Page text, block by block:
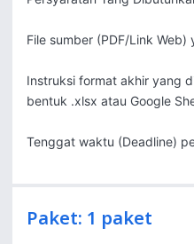
File sumber (PDF/Link
Instruksi format akhir yang
bentuk .xlsx atau Google
Tenggat waktu (Deadline)
Paket: 1 paket